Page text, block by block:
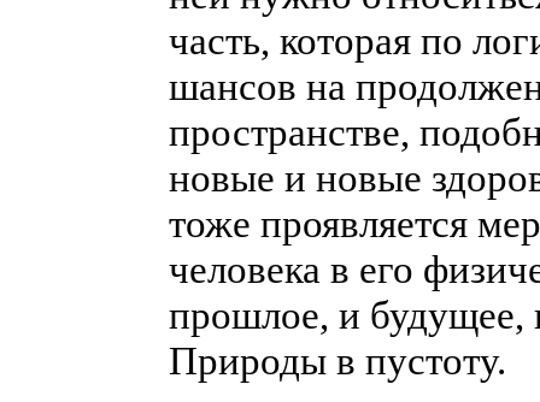
часть, которая по
шансов на
пространстве,
новые и новые
тоже проявляется
человека в его
прошлое, и будущее,
Природы в пустоту.